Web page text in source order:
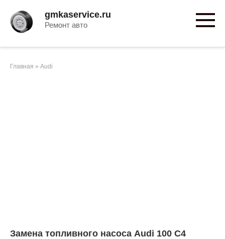
контенту
gmkaservice.ru
Ремонт авто
Главная » Audi
Замена топливного насоса Audi 100 C4